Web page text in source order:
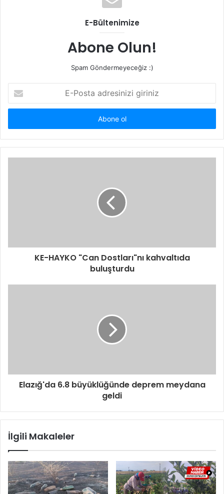
E-Bültenimize
Abone Olun!
Spam Göndermeyeceğiz :)
Posta
adresinizi
KE-HAYKO "Can Dostları"nı kahvaltıda
buluşturdu
Elazığ'da 6.8 büyüklüğünde deprem meydana
geldi
İlgili Makaleler